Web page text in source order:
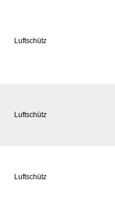
Luftschütz
Luftschütz
Luftschütz